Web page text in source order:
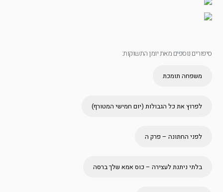
סיפורים נוספים מאת יומן התשוקות:
משפחה תומכת
לפרוץ את כל הגבולות (יום חמישי המטורף)
לפני החתונה – פרק ה
בלתי ניתנת לעצירה – כוס אמא שלך ברסה